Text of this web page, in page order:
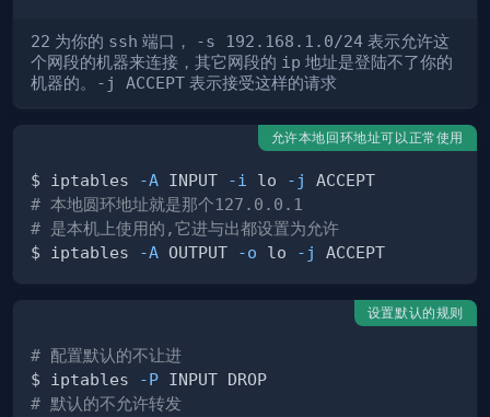
22 为你的 ssh 端口， -s 192.168.1.0/24 表示允许这
个网段的机器来连接，其它网段的 ip 地址是登陆不了你的
机器的。
-j ACCEPT 表示接受这样的请求
允许本地回环地址可以正常使用
$ iptables -A INPUT -i lo -j
# 本地圆环地址就是那个127.0.0.1
# 是本机上使用的,它进与出都设置为允许
$ iptables
-A OUTPUT -o lo -j
设置默认的规则
# 配置默认的不让进
$ iptables
-P
# 默认的不允许转发